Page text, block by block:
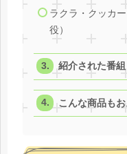
ラクラ・クッカ
役）
紹介された番組
こんな商品もお